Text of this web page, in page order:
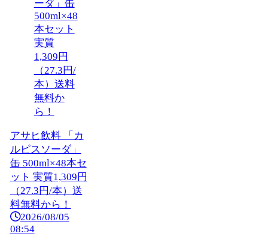
アサヒ飲料 「カ
ルピスソーダ」
缶 500ml×48本セ
ット 実質1,309円
（27.3円/本）送
料無料から！
2026/08/05
08:54